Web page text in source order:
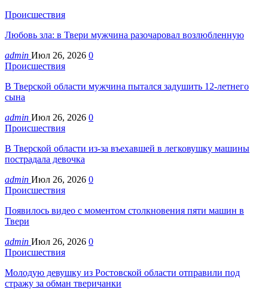
Происшествия
Любовь зла: в Твери мужчина разочаровал возлюбленную
admin Июл 26, 2026 0
Происшествия
В Тверской области мужчина пытался задушить 12-летнего
сына
admin Июл 26, 2026 0
Происшествия
В Тверской области из-за въехавшей в легковушку машины
пострадала девочка
admin Июл 26, 2026 0
Происшествия
Появилось видео с моментом столкновения пяти машин в
Твери
admin Июл 26, 2026 0
Происшествия
Молодую девушку из Ростовской области отправили под
стражу за обман тверичанки